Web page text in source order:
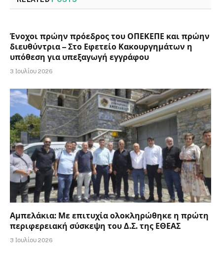
Ένοχοι πρώην πρόεδρος του ΟΠΕΚΕΠΕ και πρώην
διευθύντρια – Στο Εφετείο Κακουργημάτων η
υπόθεση για υπεξαγωγή εγγράφου
3 Ιουλίου 2026
Αμπελάκια: Με επιτυχία ολοκληρώθηκε η πρώτη
περιφερειακή σύσκεψη του Δ.Σ. της ΕΘΕΑΣ
3 Ιουλίου 2026